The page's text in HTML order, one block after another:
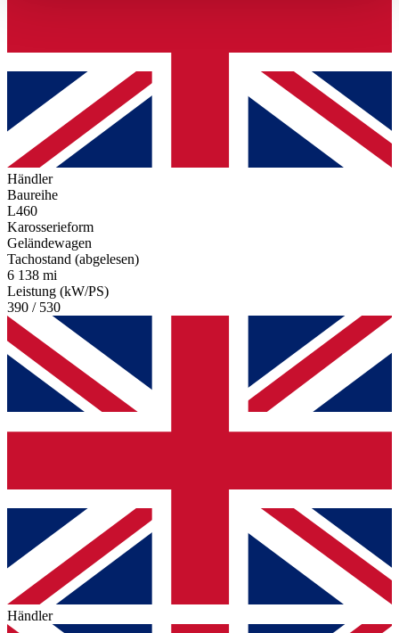
Händler
Baureihe
L460
Karosserieform
Geländewagen
Tachostand (abgelesen)
6 138 mi
Leistung (kW/PS)
390 / 530
Händler